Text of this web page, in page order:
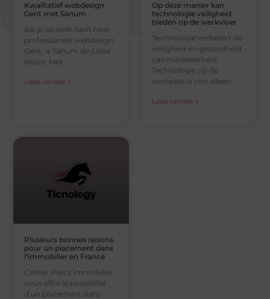
Kwalitatief webdesign
Gent met Sanum
Als je op zoek bent naar
professioneel webdesign
Gent, is Sanum de juiste
keuze. Met
Lees verder »
Op deze manier kan
technologie veiligheid
bieden op de werkvloer
Technologie verbetert de
veiligheid en gezondheid
van medewerkers.
Technologie op de
werkplek is niet alleen
Lees verder »
Plusieurs bonnes raisons
pour un placement dans
l’immobilier en France
Center Parcs Immobilier
vous offre la possibilité
d’un placement dans